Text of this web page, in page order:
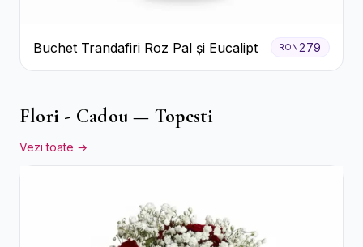
Buchet Trandafiri Roz Pal și Eucalipt RON 279
Flori - Cadou — Topesti
Vezi toate →